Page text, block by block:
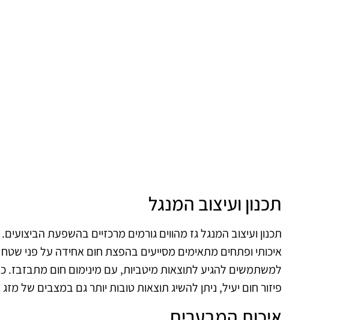
תכנון ועיצוב המנגל
תכנון ועיצוב המנגל גז מהווים גורמים מרכזיים בהשפעת
איכותי ופתחים מתאימים מסייעים בהפצת חום אחידה על פני
למשתמשים להגיע לתוצאות מיטביות, עם מינימום חום מתבזבז.
פיזור חום יעיל, ניתן להשיג תוצאות טובות יותר גם במצבים של מזג